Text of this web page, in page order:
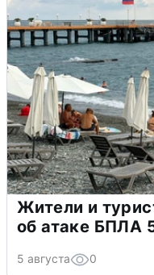
Жители и
об атаке БПЛА
5 августа 0